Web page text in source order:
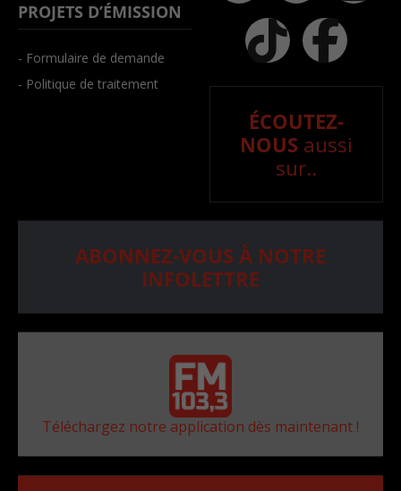
PROJETS D’ÉMISSION
- Formulaire de demande
- Politique de traitement
ÉCOUTEZ-
NOUS aussi
sur..
ABONNEZ-VOUS À NOTRE
INFOLETTRE
Téléchargez notre application dès maintenant !